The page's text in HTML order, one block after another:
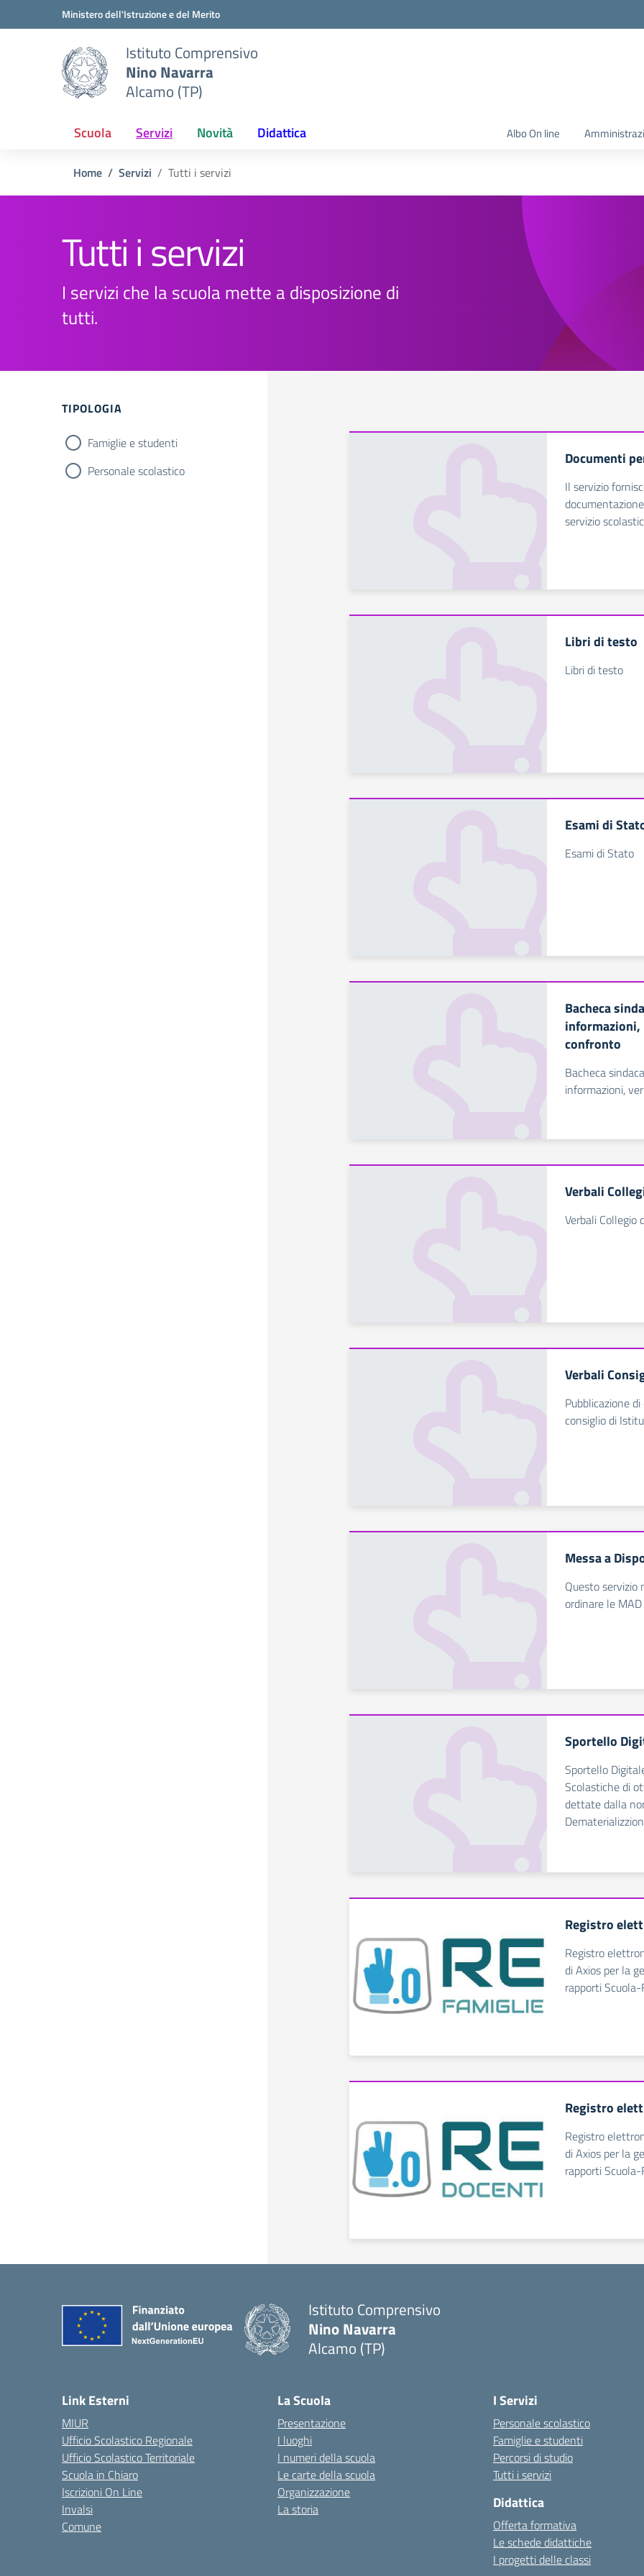
Vai ai contenuti
Vai al menu di navigazioneMinistero dell'Istruzione e del Merito
Istituto Comprensivo
Nino Navarra
Alcamo (TP)
Scuola Servizi Novità Didattica Albo On line
Home Servizi Tutti i servizi
Tutti i servizi
I servizi che la scuola mette a disposizione di
tutti.
Filtri
TIPOLOGIA
Famiglie e studenti
Personale scolastico
Documenti
Il servizio
servizio
Libri di testo
Libri di testo
Esami di
Esami di Stato
Bacheca
informazioni,
confronto
Bacheca
informazioni,
Verbali
Verbali Collegio
Verbali
Pubblicazione
consiglio di
Messa a
Questo servizio
ordinare le MAD
Sportello
Sportello
Scolastiche di
dettate dalla
Registro
Registro
di Axios per la
rapporti Scuola-
Registro
Registro
di Axios per la
rapporti Scuola-
Istituto Comprensivo
Nino Navarra
Alcamo (TP)
Link Esterni
MIUR
Ufficio Scolastico Regionale
Ufficio Scolastico Territoriale
Scuola in Chiaro
Iscrizioni On Line
Invalsi
Comune
La Scuola
Presentazione
I luoghi
I numeri della scuola
Le carte della scuola
Organizzazione
La storia
I Servizi
Personale scolastico
Famiglie e studenti
Percorsi di studio
Tutti i servizi
Didattica
Offerta formativa
Le schede didattiche
I progetti delle classi